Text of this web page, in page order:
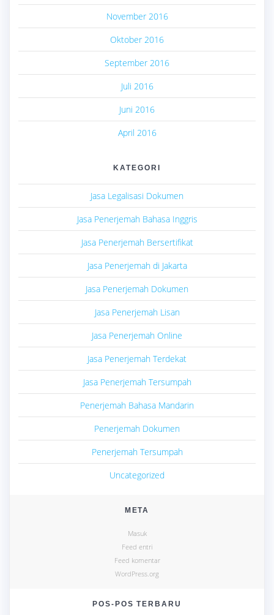
November 2016
Oktober 2016
September 2016
Juli 2016
Juni 2016
April 2016
KATEGORI
Jasa Legalisasi Dokumen
Jasa Penerjemah Bahasa Inggris
Jasa Penerjemah Bersertifikat
Jasa Penerjemah di Jakarta
Jasa Penerjemah Dokumen
Jasa Penerjemah Lisan
Jasa Penerjemah Online
Jasa Penerjemah Terdekat
Jasa Penerjemah Tersumpah
Penerjemah Bahasa Mandarin
Penerjemah Dokumen
Penerjemah Tersumpah
Uncategorized
META
Masuk
Feed entri
Feed komentar
WordPress.org
POS-POS TERBARU